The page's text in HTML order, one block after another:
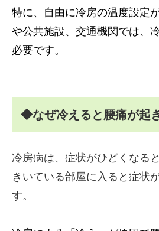
特に、自由に冷房の温度設定
や公共施設、交通機関では、
必要です。
◆なぜ冷えると腰痛が起
冷房病は、症状がひどくなる
きいている部屋に入ると症状
す。